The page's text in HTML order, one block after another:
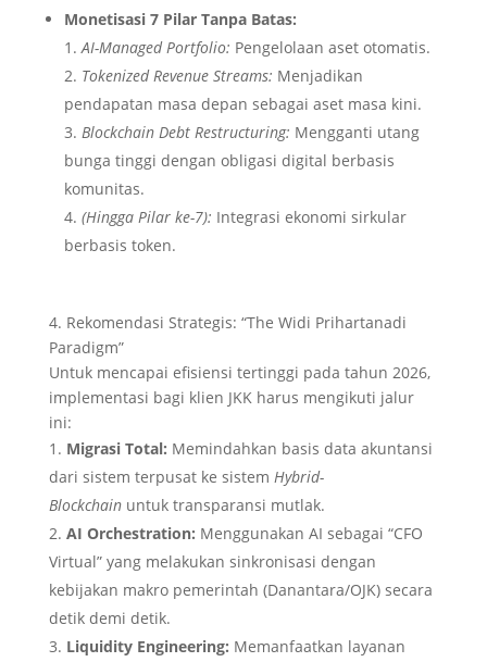
Monetisasi 7 Pilar Tanpa Batas:
AI-Managed Portfolio: Pengelolaan aset otomatis.
Tokenized Revenue Streams: Menjadikan
pendapatan masa depan sebagai aset masa kini.
Blockchain Debt Restructuring: Mengganti utang
bunga tinggi dengan obligasi digital berbasis
komunitas.
(Hingga Pilar ke-7): Integrasi ekonomi sirkular
berbasis token.
4. Rekomendasi Strategis: “The Widi Prihartanadi
Paradigm”
Untuk mencapai efisiensi tertinggi pada tahun 2026,
implementasi bagi klien JKK harus mengikuti jalur
ini:
Migrasi Total: Memindahkan basis data akuntansi
dari sistem terpusat ke sistem Hybrid-
Blockchainuntuk transparansi mutlak.
AI Orchestration: Menggunakan AI sebagai “CFO
Virtual” yang melakukan sinkronisasi dengan
kebijakan makro pemerintah (Danantara/OJK) secara
detik demi detik.
Liquidity Engineering: Memanfaatkan layanan